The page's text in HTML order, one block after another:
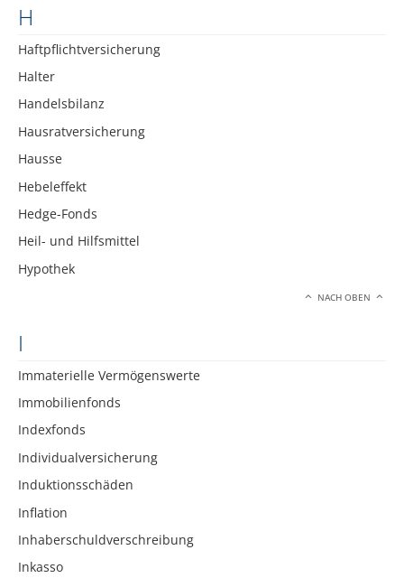
H
Haftpflichtversicherung
Halter
Handelsbilanz
Hausratversicherung
Hausse
Hebeleffekt
Hedge-Fonds
Heil- und Hilfsmittel
Hypothek
NACH OBEN
I
Immaterielle Vermögenswerte
Immobilienfonds
Indexfonds
Individualversicherung
Induktionsschäden
Inflation
Inhaberschuldverschreibung
Inkasso